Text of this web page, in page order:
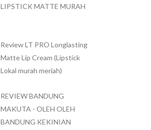
LIPSTICK MATTE MURAH
Review LT PRO Longlasting
Matte Lip Cream (Lipstick
Lokal murah meriah)
REVIEW BANDUNG
MAKUTA - OLEH OLEH
BANDUNG KEKINIAN